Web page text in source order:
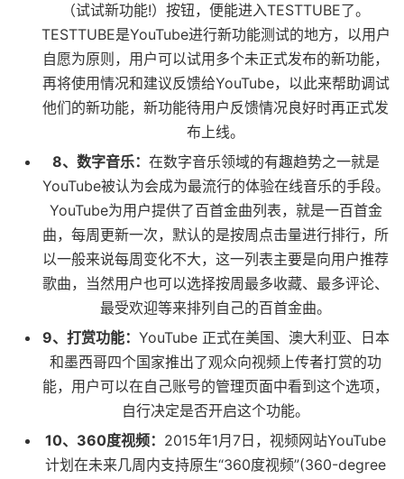
（试试新功能!）按钮，便能进入TESTTUBE了。
TESTTUBE是YouTube进行新功能测试的地方，以用户
自愿为原则，用户可以试用多个未正式发布的新功能，
再将使用情况和建议反馈给YouTube，以此来帮助调试
他们的新功能，新功能待用户反馈情况良好时再正式发
布上线。
8、数字音乐： 在数字音乐领域的有趣趋势之一就是
YouTube被认为会成为最流行的体验在线音乐的手段。
YouTube为用户提供了百首金曲列表，就是一百首金
曲，每周更新一次，默认的是按周点击量进行排行，所
以一般来说每周变化不大，这一列表主要是向用户推荐
歌曲，当然用户也可以选择按周最多收藏、最多评论、
最受欢迎等来排列自己的百首金曲。
9、打赏功能： YouTube 正式在美国、澳大利亚、日本
和墨西哥四个国家推出了观众向视频上传者打赏的功
能，用户可以在自己账号的管理页面中看到这个选项，
自行决定是否开启这个功能。
10、360度视频： 2015年1月7日，视频网站YouTube
计划在未来几周内支持原生“360度视频”(360-degree